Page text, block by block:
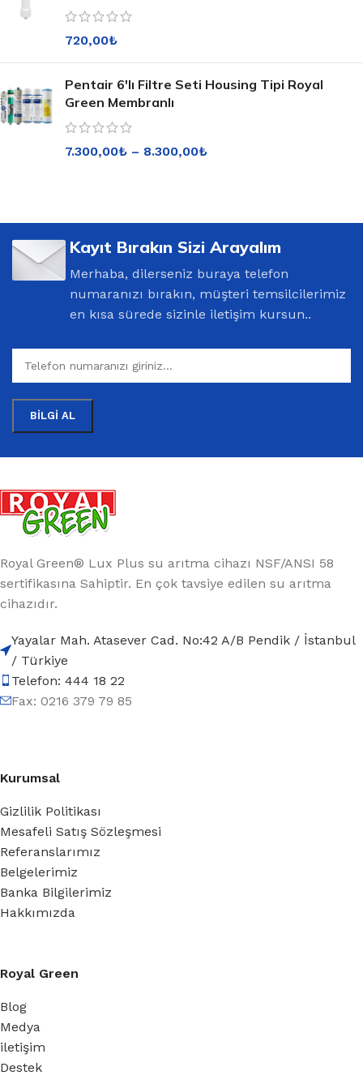
720,00₺
Pentair 6'lı Filtre Seti Housing Tipi Royal
Green Membranlı
7.300,00₺ – 8.300,00₺
Kayıt Bırakın Sizi Arayalım
Merhaba, dilerseniz buraya telefon
numaranızı bırakın, müşteri temsilcilerimiz
en kısa sürede sizinle iletişim kursun..
Royal Green® Lux Plus su arıtma cihazı NSF/ANSI 58
sertifikasına Sahiptir. En çok tavsiye edilen su arıtma
cihazıdır.
Yayalar Mah. Atasever Cad. No:42 A/B Pendik / İstanbul
/ Türkiye
Telefon: 444 18 22
Fax: 0216 379 79 85
Kurumsal
Gizlilik Politikası
Mesafeli Satış Sözleşmesi
Referanslarımız
Belgelerimiz
Banka Bilgilerimiz
Hakkımızda
Royal Green
Blog
Medya
iletişim
Destek